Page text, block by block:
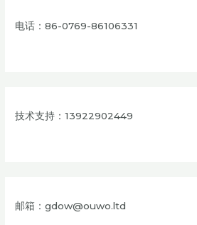
电话：86-0769-86106331
技术支持：13922902449
邮箱：gdow@ouwo.ltd